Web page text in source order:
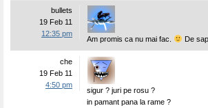
bullets
19 Feb 11
12:35 pm
Am promis ca nu mai fac. De
che
19 Feb 11
4:50 pm
sigur ? juri pe rosu ?
in pamant pana la rame ?